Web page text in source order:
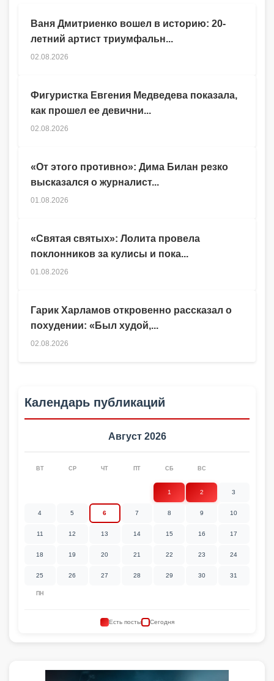
Гарик Харламов откровенно рассказал о
похудении: «Был худой,...
02.08.2026
Ваня Дмитриенко вошел в историю: 20-
летний артист триумфальн...
02.08.2026
Фигуристка Евгения Медведева показала,
как прошел ее девични...
02.08.2026
«От этого противно»: Дима Билан резко
высказался о журналист...
01.08.2026
«Святая святых»: Лолита провела
поклонников за кулисы и пока...
01.08.2026
Календарь публикаций
Август 2026
ПН
ВТ СР ЧТ ПТ СБ ВС
1 2 3
4 5 6 7 8 9 10
11 12 13 14 15 16 17
18 19 20 21 22 23 24
25 26 27 28 29 30 31
Есть посты Сегодня